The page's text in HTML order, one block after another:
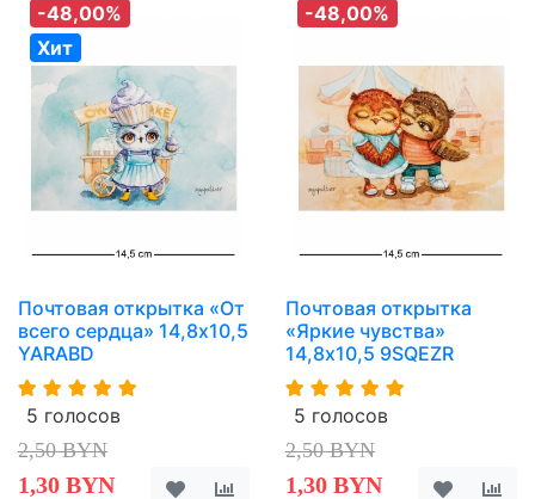
-48,00%
Хит
Почтовая открытка «От
всего сердца» 14,8х10,5
YARABD
5 голосов
2,50 BYN
1,30 BYN
-48,00%
Почтовая открытка
«Яркие чувства»
14,8х10,5 9SQEZR
5 голосов
2,50 BYN
1,30 BYN